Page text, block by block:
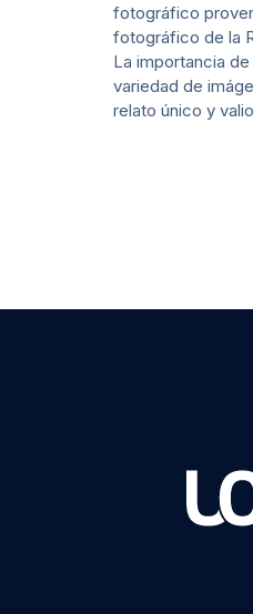
fotográfico
fotográfico de la
La importancia
variedad de
relato único y